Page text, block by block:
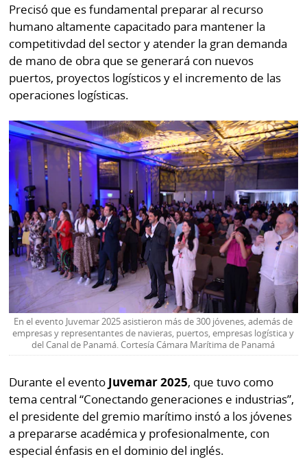
Metro
por
Metro
Tienda
Tus
Tiquetes
Cero
KM
Corprensa
Mi
Diario
Ellas
Club
La
Prensa
Busca
Fácil
⌾
Hoy
por
Hoy
⌾
Sábado
Picante
⌾
⌾
Tal
Cual
⌾
Sabrina
Sin
Censura
Precisó que es fundamental preparar al recurso
humano altamente capacitado para mantener la
competitivdad del sector y atender la gran demanda
de mano de obra que se generará con nuevos
puertos, proyectos logísticos y el incremento de las
operaciones logísticas.
En el evento Juvemar 2025 asistieron más de 300 jóvenes, además de
empresas y representantes de navieras, puertos, empresas logística y
del Canal de Panamá. Cortesía Cámara Marítima de Panamá
Durante el evento Juvemar 2025, que tuvo como
tema central “Conectando generaciones e industrias”,
el presidente del gremio marítimo instó a los jóvenes
a prepararse académica y profesionalmente, con
especial énfasis en el dominio del inglés.